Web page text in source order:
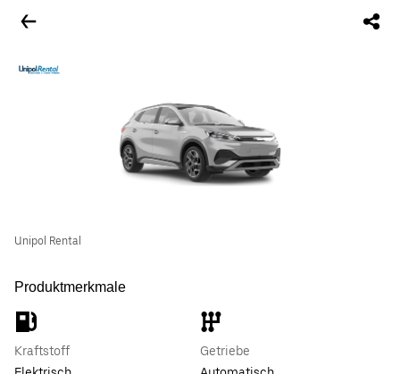
Unipol Rental
Produktmerkmale
Kraftstoff
Getriebe